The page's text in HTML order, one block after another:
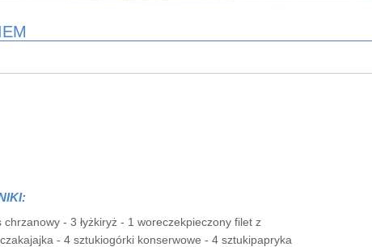
chrzanowy - 3 łyżkiryż - 1 woreczekpieczony filet z
- 4 sztukiogórki konserwowe - 4 sztukipapryka